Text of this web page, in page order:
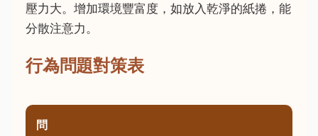
壓力大。增加環境豐富度，如放入乾淨的紙捲，能
分散注意力。
行為問題對策表
問